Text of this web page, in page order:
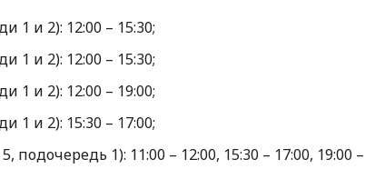
1 и 2): 12:00 – 15:30;
1 и 2): 12:00 – 15:30;
1 и 2): 12:00 – 19:00;
1 и 2): 15:30 – 17:00;
подочередь 1): 11:00 – 12:00, 15:30 – 17:00, 19:00 –